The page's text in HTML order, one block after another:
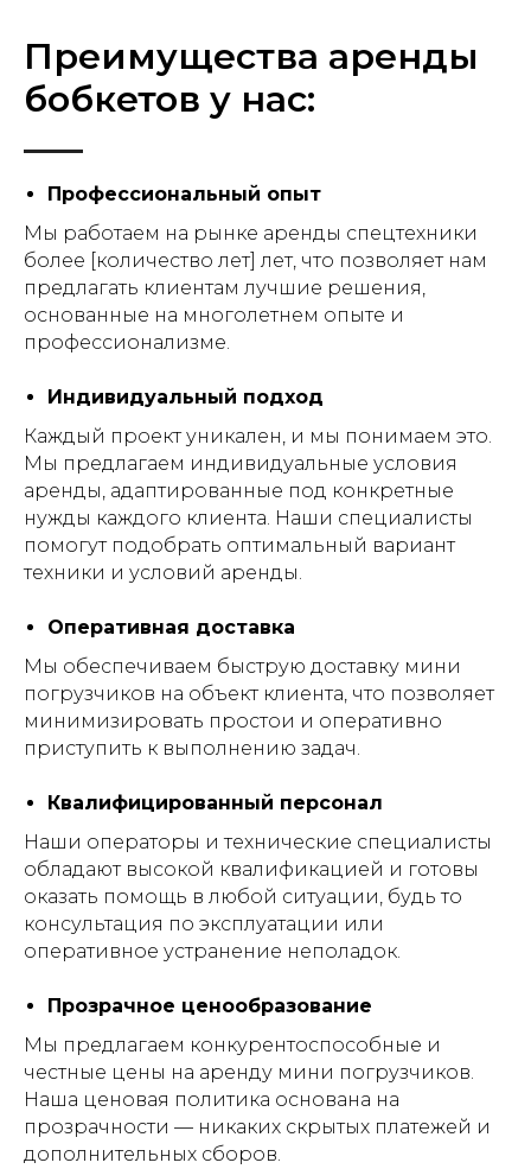
Преимущества аренды
бобкетов у нас:
Профессиональный опыт
Мы работаем на рынке аренды спецтехники
более [количество лет] лет, что позволяет нам
предлагать клиентам лучшие решения,
основанные на многолетнем опыте и
профессионализме.
Индивидуальный подход
Каждый проект уникален, и мы понимаем это.
Мы предлагаем индивидуальные условия
аренды, адаптированные под конкретные
нужды каждого клиента. Наши специалисты
помогут подобрать оптимальный вариант
техники и условий аренды.
Оперативная доставка
Мы обеспечиваем быструю доставку мини
погрузчиков на объект клиента, что позволяет
минимизировать простои и оперативно
приступить к выполнению задач.
Квалифицированный персонал
Наши операторы и технические специалисты
обладают высокой квалификацией и готовы
оказать помощь в любой ситуации, будь то
консультация по эксплуатации или
оперативное устранение неполадок.
Прозрачное ценообразование
Мы предлагаем конкурентоспособные и
честные цены на аренду мини погрузчиков.
Наша ценовая политика основана на
прозрачности — никаких скрытых платежей и
дополнительных сборов.